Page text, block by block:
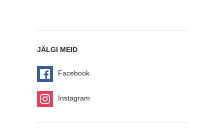
JÄLGI MEID
Facebook
Instagram